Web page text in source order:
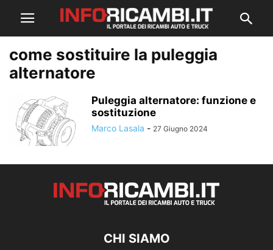
come sostituire la puleggia
alternatore
Puleggia alternatore: funzione e
sostituzione
Marco Lasala - 27 Giugno 2024
CHI SIAMO